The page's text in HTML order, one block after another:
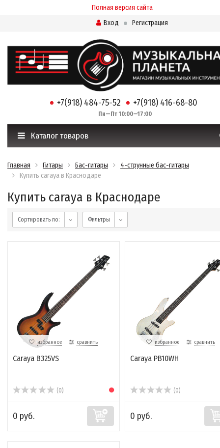
Полная версия сайта
Вход
Регистрация
+7(918) 484-75-52 +7(918) 416-68-80
Пн—Пт 10:00—17:00
Каталог товаров
Главная Гитары Бас-гитары
4-струнные бас-гитары
Купить caraya в Краснодаре
Купить caraya в Краснодаре
Сортировать по: Фильтры
избранное сравнить
Caraya B325VS
(0)
0 руб.
избранное сравнить
Caraya PB10WH
(0)
0 руб.